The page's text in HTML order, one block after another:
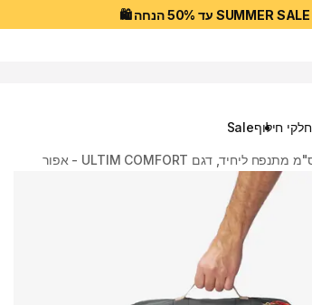
SUMMER SALE עד 50% הנחה 🛍️
חלקי חילוףSale